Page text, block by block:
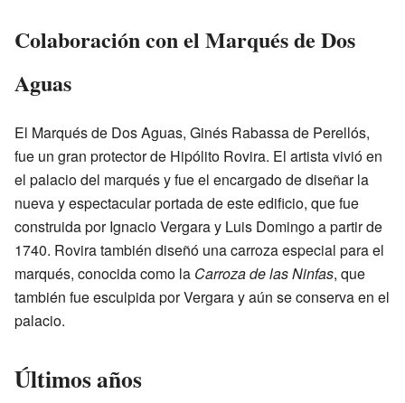
Colaboración con el Marqués de Dos
Aguas
El Marqués de Dos Aguas, Ginés Rabassa de Perellós,
fue un gran protector de Hipólito Rovira. El artista vivió en
el palacio del marqués y fue el encargado de diseñar la
nueva y espectacular portada de este edificio, que fue
construida por Ignacio Vergara y Luis Domingo a partir de
1740. Rovira también diseñó una carroza especial para el
marqués, conocida como la Carroza de las Ninfas, que
también fue esculpida por Vergara y aún se conserva en el
palacio.
Últimos años